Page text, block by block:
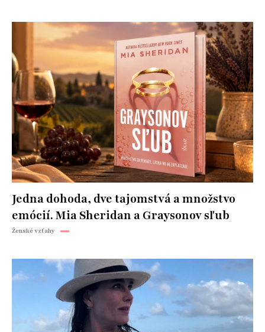
Jedna dohoda, dve tajomstvá a množstvo
emócií. Mia Sheridan a Graysonov sľub
Ženské vzťahy